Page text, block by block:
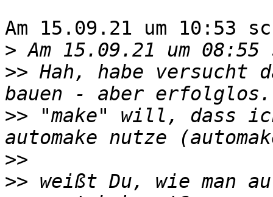
Am 15.09.21 um 10:53
>
>> Hah, habe versucht
>> "make" will, dass
>>
>> weißt Du, wie man